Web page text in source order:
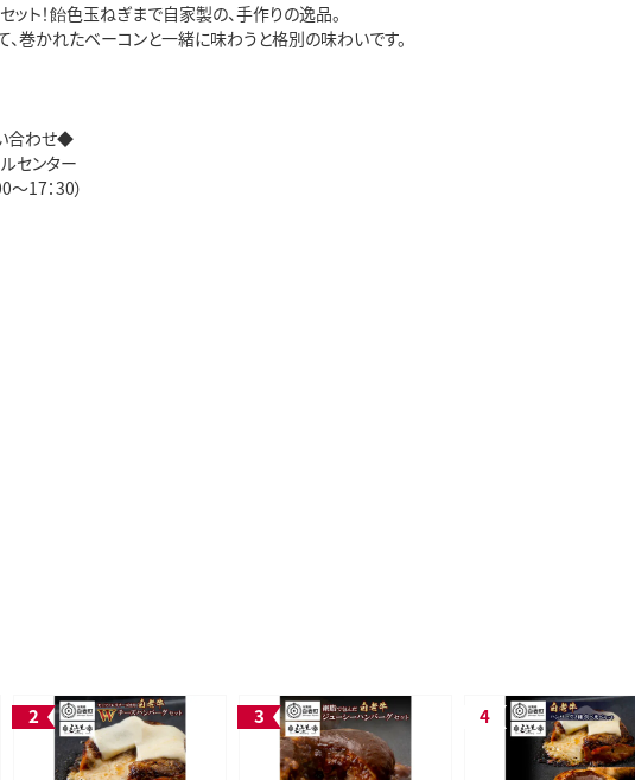
ト！飴色玉ねぎまで自家製の、手作りの逸品。
巻かれたベーコンと一緒に味わうと格別の味わいです。
合わせ◆
センター
17：30）